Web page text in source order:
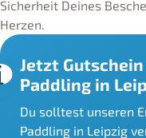
Sicherheit Deines
Herzen.
Jetzt
Paddling in
Du solltest unseren
Paddling in Leipzig